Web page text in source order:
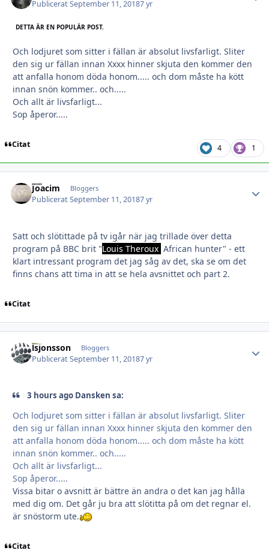
PubliceratSeptember 11, 20187 yr
DETTA ÄR EN POPULÄR POST.
Och lodjuret som sitter i fällan är absolut livsfarligt. Sliter
den sig ur fällan innan Xxxx hinner skjuta den kommer den
att anfalla honom döda honom..... och dom måste ha kött
innan snön kommer.. och.....
Och allt är livsfarligt...
Sop åperor.....
Citat 4 1
Joacim Bloggers
PubliceratSeptember 11, 20187 yr
Satt och slötittade på tv igår när jag trillade över detta
program på BBC brit "Louis Theroux African hunter" - ett
klart intressant program det jag såg av det, ska se om det
finns chans att tima in att se hela avsnittet och part 2.
Citat
lsjonsson Bloggers
PubliceratSeptember 11, 20187 yr
3 hours ago Dansken sa:
Och lodjuret som sitter i fällan är absolut livsfarligt. Sliter
den sig ur fällan innan Xxxx hinner skjuta den kommer den
att anfalla honom döda honom..... och dom måste ha kött
innan snön kommer.. och.....
Och allt är livsfarligt...
Sop åperor.....
Vissa bitar o avsnitt är bättre än andra o det kan jag hålla
med dig om. Det går ju bra att slötitta på om det regnar el.
är snöstorm ute.
Citat